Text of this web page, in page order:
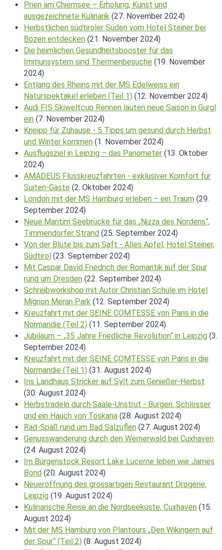
Prien am Chiemsee – Erholung, Kunst und
ausgezeichnete Kulinarik (27. November 2024)
Herbstlichen südtiroler Süden vom Hotel Steiner bei
Bozen entdecken (21. November 2024)
Die heimlichen Gesundheitsbooster für das
Immunsystem sind Thermenbesuche (19. November
2024)
Entlang des Rheins mit der MS Edelweiss ein
Naturspektakel erleben (Teil 1) (12. November 2024)
Audi FIS Skiweltcup Rennen läuten neue Saison in Gurgl
ein (7. November 2024)
Kneipp für Zuhause - 5 Tipps um gesund durch Herbst
und Winter kommen (1. November 2024)
Ausflugsziel in Leipzig – das Panometer (13. Oktober
2024)
AMADEUS Flusskreuzfahrten - exklusiver Komfort für
Suiten-Gäste (2. Oktober 2024)
London mit der MS Hamburg erleben – ein Traum (29.
September 2024)
Neue Maritim Seebrücke für das „Nizza des Nordens“,
Timmendorfer Strand (25. September 2024)
Von der Blüte bis zum Saft - Alles Apfel, Hotel Steiner,
Südtirol (23. September 2024)
Mit Caspar David Friedrich der Romantik auf der Spur
rund um Dresden (22. September 2024)
Schreibworkshop mit Autor Christian Schüle im Hotel
Mignon Meran Park (12. September 2024)
Kreuzfahrt mit der SEINE COMTESSE von Paris in die
Normandie (Teil 2) (11. September 2024)
Jubiläum – „35 Jahre Friedliche Revolution“ in Leipzig (3.
September 2024)
Kreuzfahrt mit der SEINE COMTESSE von Paris in die
Normandie (Teil 1) (31. August 2024)
Ins Landhaus Stricker auf Sylt zum Genießer-Herbst
(30. August 2024)
Herbstradeln durch Saale-Unstrut - Burgen, Schlösser
und ein Hauch von Toskana (28. August 2024)
Rad-Spaß rund um Bad Salzuflen (27. August 2024)
Genusswanderung durch den Wernerwald bei Cuxhaven
(24. August 2024)
Im Bürgenstock Resort Lake Lucerne leben wie James
Bond (20. August 2024)
Neueröffnung des grossartigen Restaurant Drogerie,
Leipzig (19. August 2024)
Kulinarische Reise an die Nordseeküste, Cuxhaven (15.
August 2024)
Mit der MS Hamburg von Plantours „Den Wikingern auf
der Spur“ (Teil 2) (8. August 2024)